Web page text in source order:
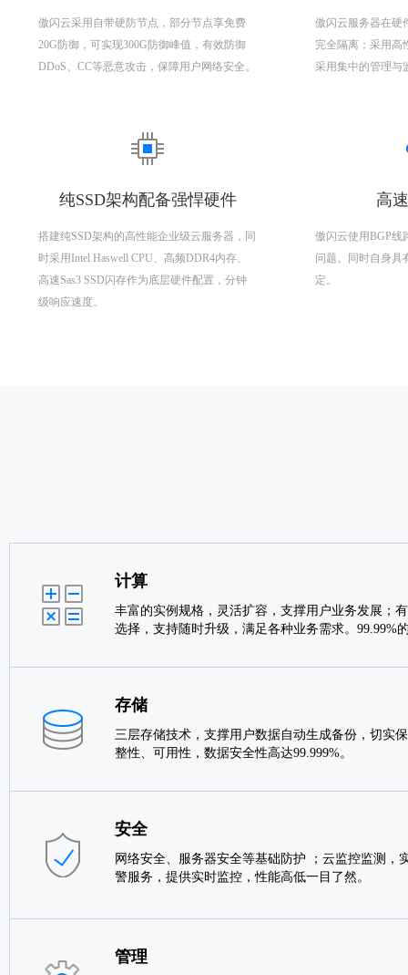
傲闪云采用自带硬防节点，部分节点享免费
20G防御，可实现300G防御峰值，有效防御
DDoS、CC等恶意攻击，保障用户网络安全。
傲闪云服务器在硬
完全隔离；采用高
采用集中的管理与
纯SSD架构配备强悍硬件
搭建纯SSD架构的高性能企业级云服务器，同
时采用Intel Haswell CPU、高频DDR4内存、
高速Sas3 SSD闪存作为底层硬件配置，分钟
级响应速度。
高
傲闪云使用BGP线
问题。同时自身具
定。
计算
丰富的实例规格，灵活扩容，支撑用户业务发展；
选择，支持随时升级，满足各种业务需求。99.99%
存储
三层存储技术，支撑用户数据自动生成备份，切实
整性、可用性，数据安全性高达99.999%。
安全
网络安全、服务器安全等基础防护 ；云监控监测
警服务，提供实时监控，性能高低一目了然。
管理